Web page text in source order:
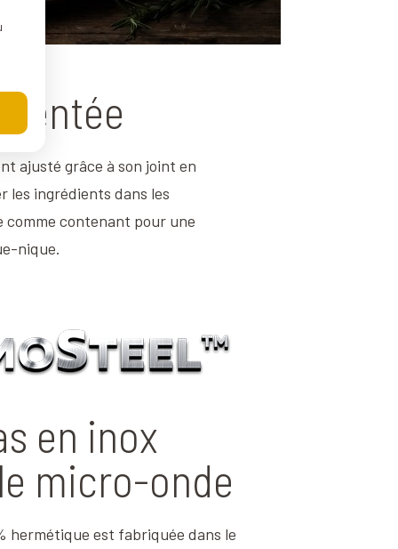
ajusté grâce à son joint en
les ingrédients dans les
contenant pour une
nique.
en inox
micro-onde
hermétique est fabriquée dans le